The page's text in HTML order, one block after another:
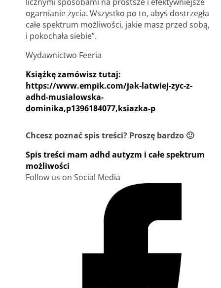
ogarnianie życia. Wszystko po to, abyś dostrzegła
całe spektrum możliwości, jakie masz przed sobą,
i pokochała siebie”.
Wydawnictwo Feeria
Książkę zamówisz tutaj:
https://www.empik.com/jak-latwiej-zyc-z-
adhd-musialowska-
dominika,p1396184077,ksiazka-p
Chcesz poznać spis treści? Proszę bardzo 🙂
Spis treści mam adhd autyzm i całe spektrum
możliwości
Follow us on Social Media